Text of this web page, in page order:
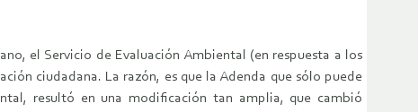
el Servicio de Evaluación Ambiental (en respuesta a los
ciudadana. La razón, es que la Adenda que sólo puede
resultó en una modificación tan amplia, que cambió